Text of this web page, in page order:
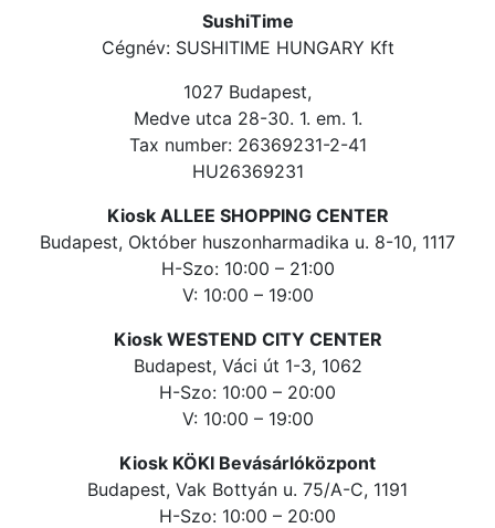
SushiTime
Cégnév: SUSHITIME HUNGARY Kft
1027 Budapest,
Medve utca 28-30. 1. em. 1.
Tax number: 26369231-2-41
HU26369231
Kiosk ALLEE SHOPPING CENTER
Budapest, Október huszonharmadika u. 8-10, 1117
H-Szo: 10:00 – 21:00
V: 10:00 – 19:00
Kiosk WESTEND CITY CENTER
Budapest, Váci út 1-3, 1062
H-Szo: 10:00 – 20:00
V: 10:00 – 19:00
Kiosk KÖKI Bevásárlóközpont
Budapest, Vak Bottyán u. 75/A-C, 1191
H-Szo: 10:00 – 20:00